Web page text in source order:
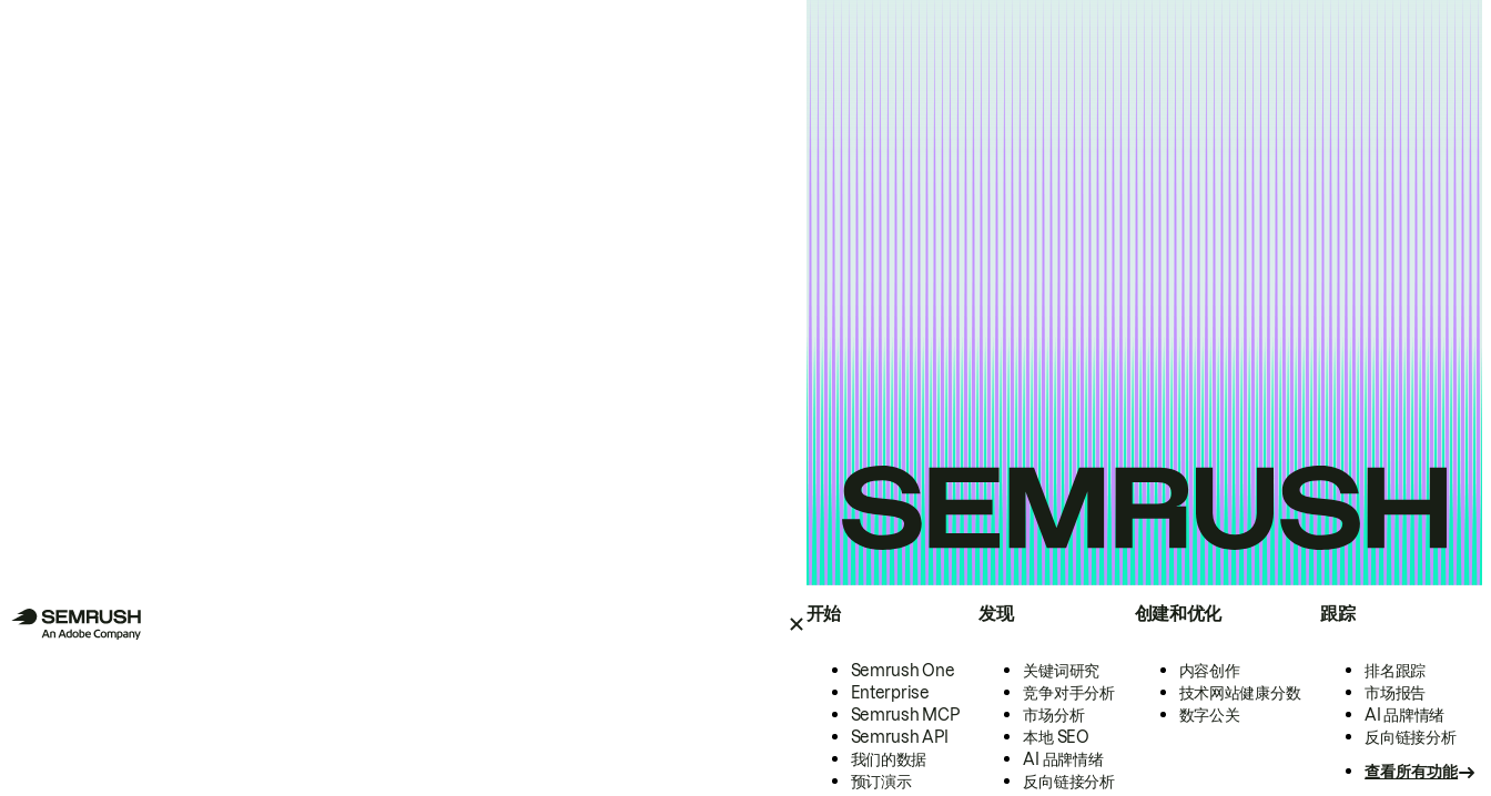
开始
Semrush One
Enterprise
Semrush MCP
Semrush API
我们的数据
预订演示
发现
关键词研究
竞争对手分析
市场分析
本地 SEO
AI 品牌情绪
反向链接分析
创建和优化
内容创作
技术网站健康分数
数字公关
跟踪
排名跟踪
市场报告
AI 品牌情绪
反向链接分析
查看所有功能